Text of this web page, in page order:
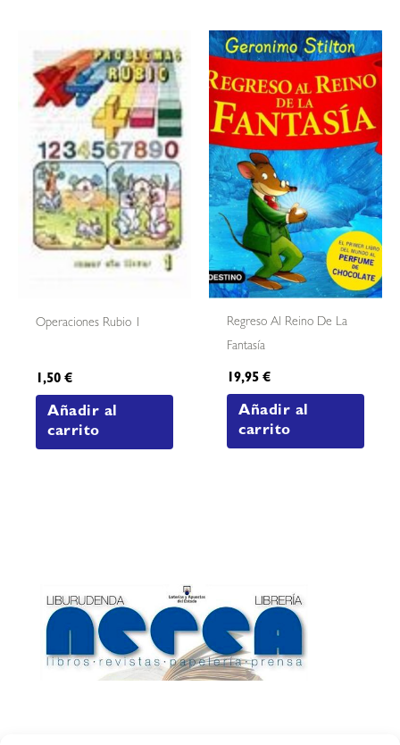
Operaciones Rubio 1
1,50€
Añadir al
carrito
Regreso Al Reino De La
Fantasía
19,95€
Añadir al
carrito